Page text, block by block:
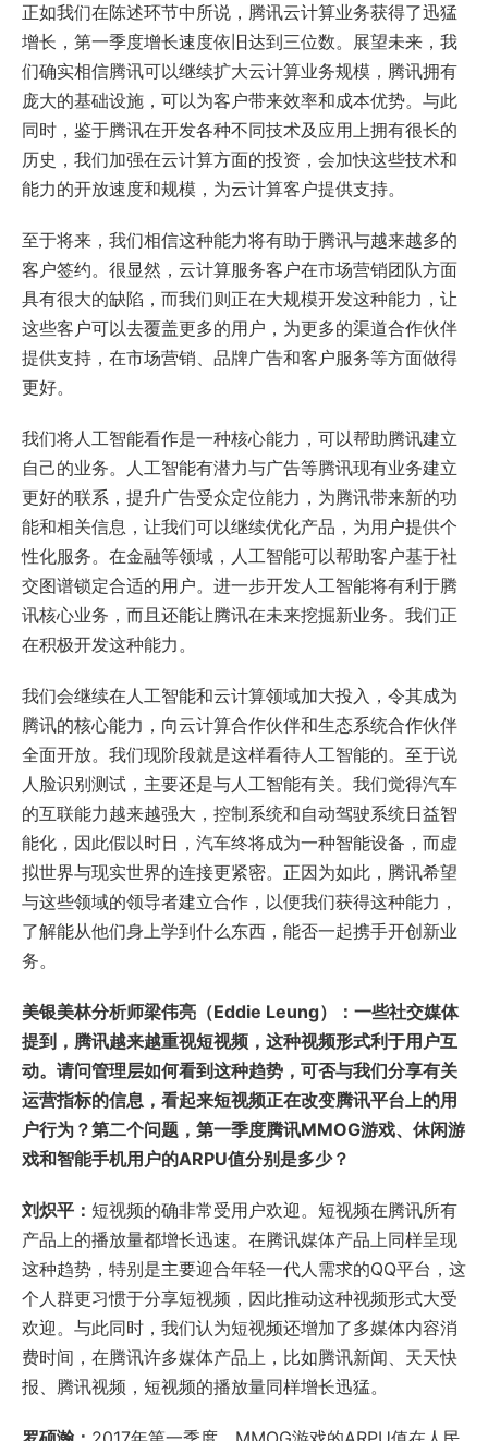
正如我们在陈述环节中所说，腾讯云计算业务获得了迅猛
增长，第一季度增长速度依旧达到三位数。展望未来，我
们确实相信腾讯可以继续扩大云计算业务规模，腾讯拥有
庞大的基础设施，可以为客户带来效率和成本优势。与此
同时，鉴于腾讯在开发各种不同技术及应用上拥有很长的
历史，我们加强在云计算方面的投资，会加快这些技术和
能力的开放速度和规模，为云计算客户提供支持。
至于将来，我们相信这种能力将有助于腾讯与越来越多的
客户签约。很显然，云计算服务客户在市场营销团队方面
具有很大的缺陷，而我们则正在大规模开发这种能力，让
这些客户可以去覆盖更多的用户，为更多的渠道合作伙伴
提供支持，在市场营销、品牌广告和客户服务等方面做得
更好。
我们将人工智能看作是一种核心能力，可以帮助腾讯建立
自己的业务。人工智能有潜力与广告等腾讯现有业务建立
更好的联系，提升广告受众定位能力，为腾讯带来新的功
能和相关信息，让我们可以继续优化产品，为用户提供个
性化服务。在金融等领域，人工智能可以帮助客户基于社
交图谱锁定合适的用户。进一步开发人工智能将有利于腾
讯核心业务，而且还能让腾讯在未来挖掘新业务。我们正
在积极开发这种能力。
我们会继续在人工智能和云计算领域加大投入，令其成为
腾讯的核心能力，向云计算合作伙伴和生态系统合作伙伴
全面开放。我们现阶段就是这样看待人工智能的。至于说
人脸识别测试，主要还是与人工智能有关。我们觉得汽车
的互联能力越来越强大，控制系统和自动驾驶系统日益智
能化，因此假以时日，汽车终将成为一种智能设备，而虚
拟世界与现实世界的连接更紧密。正因为如此，腾讯希望
与这些领域的领导者建立合作，以便我们获得这种能力，
了解能从他们身上学到什么东西，能否一起携手开创新业
务。
美银美林分析师梁伟亮（Eddie Leung）：一些社交媒体
提到，腾讯越来越重视短视频，这种视频形式利于用户互
动。请问管理层如何看到这种趋势，可否与我们分享有关
运营指标的信息，看起来短视频正在改变腾讯平台上的用
户行为？第二个问题，第一季度腾讯MMOG游戏、休闲游
戏和智能手机用户的ARPU值分别是多少？
刘炽平： 短视频的确非常受用户欢迎。短视频在腾讯所有
产品上的播放量都增长迅速。在腾讯媒体产品上同样呈现
这种趋势，特别是主要迎合年轻一代人需求的QQ平台，这
个人群更习惯于分享短视频，因此推动这种视频形式大受
欢迎。与此同时，我们认为短视频还增加了多媒体内容消
费时间，在腾讯许多媒体产品上，比如腾讯新闻、天天快
报、腾讯视频，短视频的播放量同样增长迅猛。